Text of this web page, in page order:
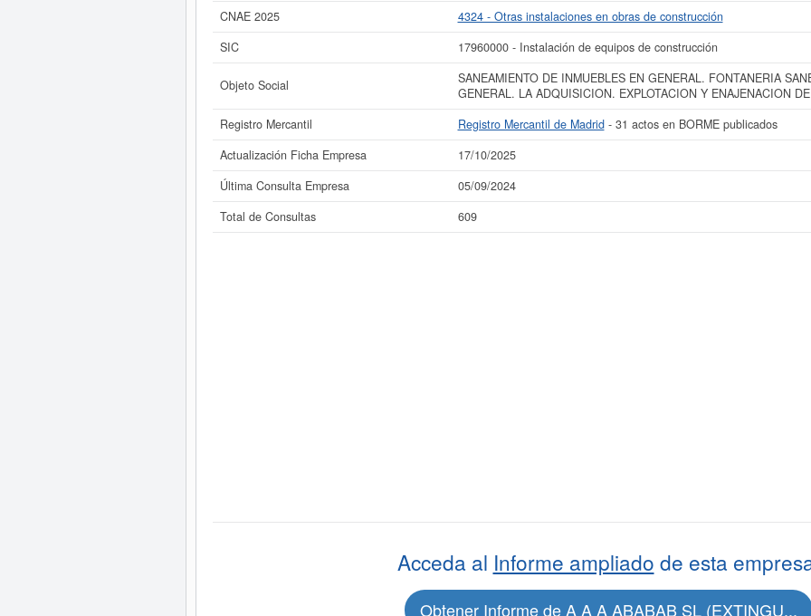
CNAE 2025
4324 - Otras instalaciones en obras de construcción
SIC
17960000 - Instalación de equipos de construcción
Objeto Social
SANEAMIENTO DE INMUEBLES EN GENERAL. FONTANERIA
GENERAL. LA ADQUISICION. EXPLOTACION Y ENAJENACION
Registro Mercantil
Registro Mercantil de Madrid- 31 actos en BORME publicados
Actualización Ficha Empresa
17/10/2025
Última Consulta Empresa
05/09/2024
Total de Consultas
609
Acceda al Informe ampliado de esta
Obtener Informe de A A A ABABAB SL (EXTINGU...